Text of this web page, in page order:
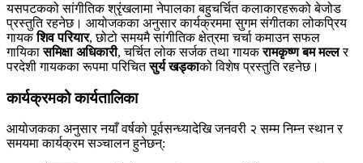
यसपटकको सांगीतिक श्रृंखलामा नेपालका बहुचर्चित कलाकारहरूको बेजोड
प्रस्तुति रहनेछ। आयोजकका अनुसार कार्यक्रममा सुगम संगीतका लोकप्रिय
गायकशिव परियार, छोटो समयमै सांगीतिक क्षेत्रमा चर्चा कमाउन सफल
गायिकासमिक्षा अधिकारी, चर्चित लोक सर्जक तथा गायकरामकृष्ण बम मल्लर
परदेशी गायकका रूपमा परिचितसुर्य खड्काको विशेष प्रस्तुति रहनेछ।
कार्यक्रमको कार्यतालिका
आयोजकका अनुसार नयाँ वर्षको पूर्वसन्ध्यादेखि जनवरी २ सम्म निम्न स्थान र
समयमा कार्यक्रम सञ्चालन हुनेछन्: